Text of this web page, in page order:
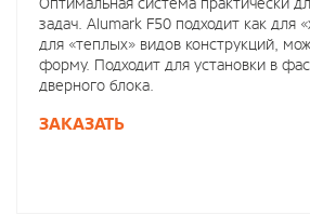
задач. Alumark F50 подходит как для
для «теплых» видов конструкций,
форму. Подходит для установки в
дверного блока.
ЗАКАЗАТЬ